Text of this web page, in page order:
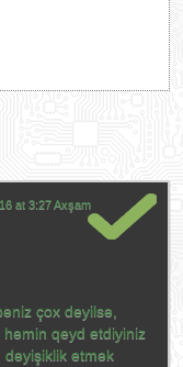
at 3:27 Axşam
çox deyilsə,
qeyd etdiyiniz
dəyişiklik etmək